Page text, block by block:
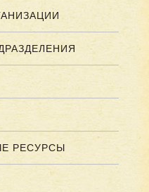
РЕСУРСЫ